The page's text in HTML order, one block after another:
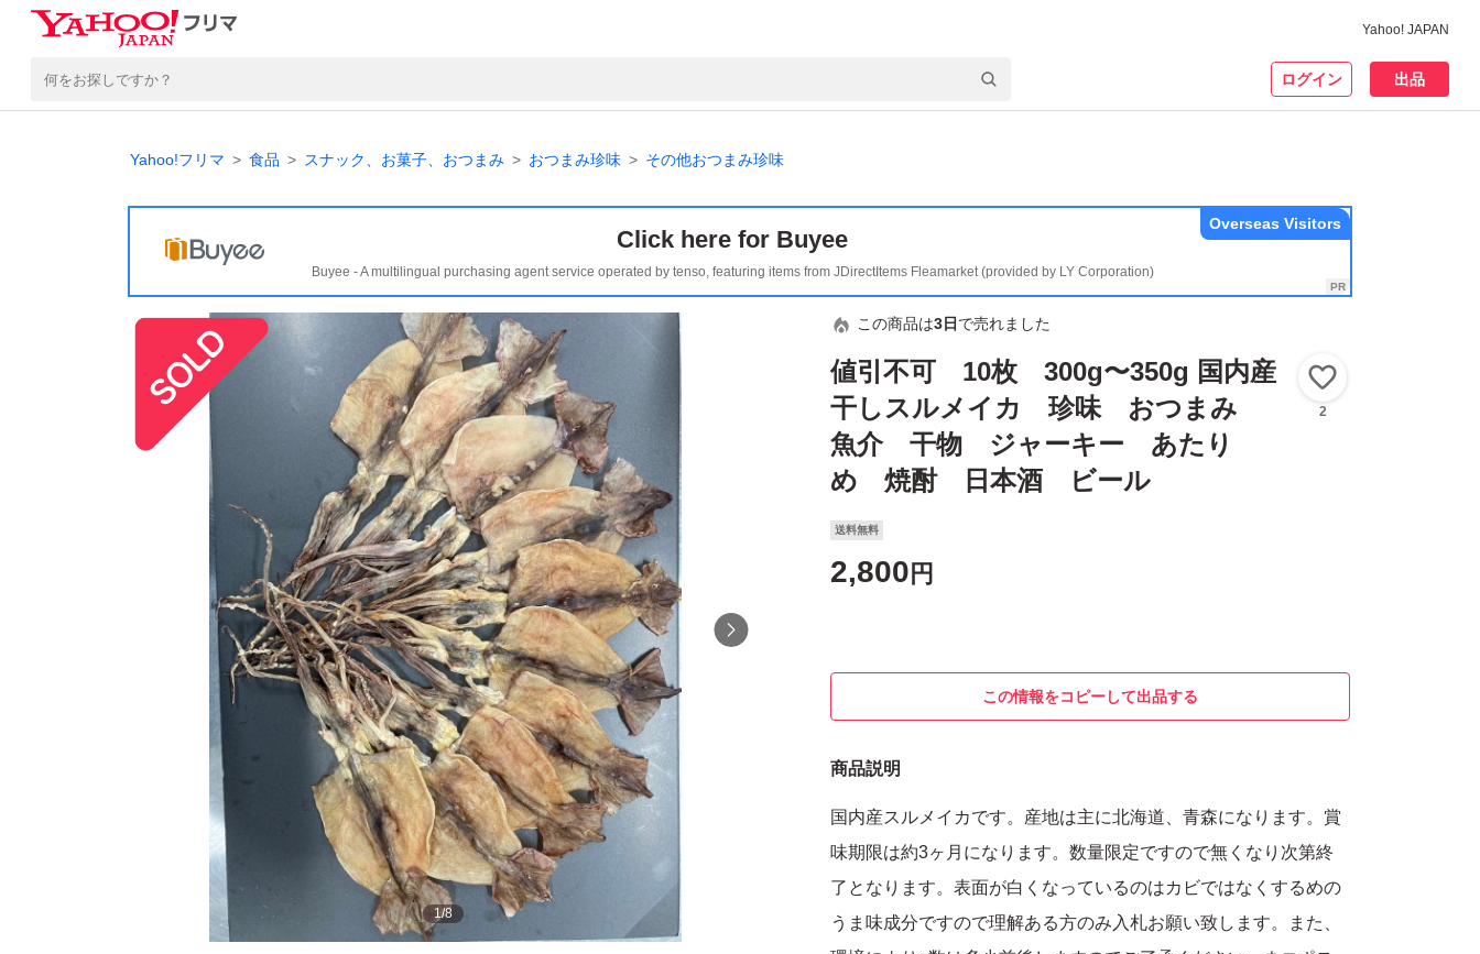
Yahoo! JAPAN
ログイン 出品
Yahoo!フリマ 食品 スナック、お菓子、おつまみ おつまみ珍味 その他おつまみ珍味
Click here for Buyee
Buyee - A multilingual purchasing agent service operated by tenso, featuring items from JDirectItems Fleamarket (provided by LY Corporation)
Overseas Visitors
1/8
この商品は3日 で売れました
値引不可 10枚 300g〜350g 国内産
干しスルメイカ 珍味 おつまみ
魚介 干物 ジャーキー あたり
め 焼酎 日本酒 ビール
2
送料無料
2,800 円
この情報をコピーして出品する
商品説明
国内産スルメイカです。産地は主に北海道、青森になります。賞
味期限は約3ヶ月になります。数量限定ですので無くなり次第終
了となります。表面が白くなっているのはカビではなくするめの
うま味成分ですので理解ある方のみ入札お願い致します。また、